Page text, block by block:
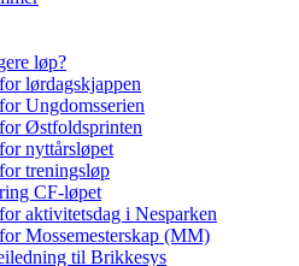
løp?
lørdagskjappen
Ungdomsserien
Østfoldsprinten
nyttårsløpet
treningsløp
CF-løpet
aktivitetsdag i Nesparken
Mossemesterskap (MM)
til Brikkesys